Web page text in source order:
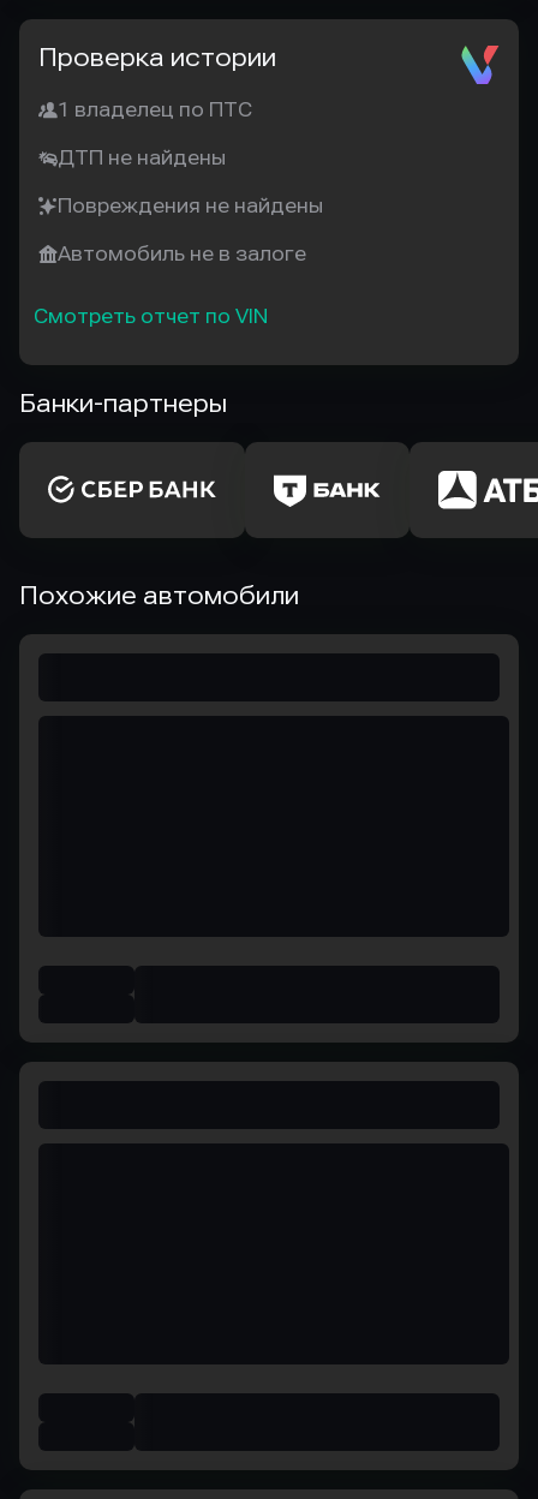
Проверка истории
1 владелец по ПТС
ДТП не найдены
Повреждения не найдены
Автомобиль не в залоге
Смотреть отчет по VIN
Банки-партнеры
Похожие автомобили